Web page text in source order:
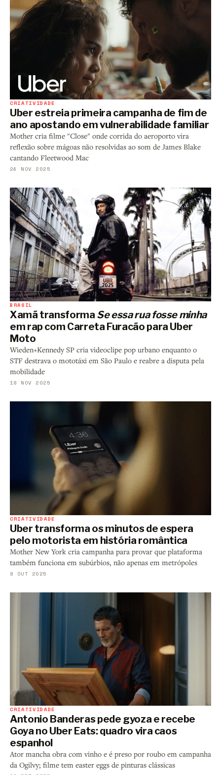
CRIATIVIDADE
Uber estreia primeira campanha de fim de
ano apostando em vulnerabilidade familiar
Mother cria filme "Close" onde corrida do aeroporto vira
reflexão sobre mágoas não resolvidas ao som de James Blake
cantando Fleetwood Mac
24 NOV 2025
BRASIL
Xamã transforma Se essa rua fosse minha
em rap com Carreta Furacão para Uber
Moto
Wieden+Kennedy SP cria videoclipe pop urbano enquanto o
STF destrava o mototáxi em São Paulo e reabre a disputa pela
mobilidade
18 NOV 2025
CRIATIVIDADE
Uber transforma os minutos de espera
pelo motorista em história romântica
Mother New York cria campanha para provar que plataforma
também funciona em subúrbios, não apenas em metrópoles
8 OUT 2025
CRIATIVIDADE
Antonio Banderas pede gyoza e recebe
Goya no Uber Eats: quadro vira caos
espanhol
Ator mancha obra com vinho e é preso por roubo em campanha
da Ogilvy; filme tem easter eggs de pinturas clássicas